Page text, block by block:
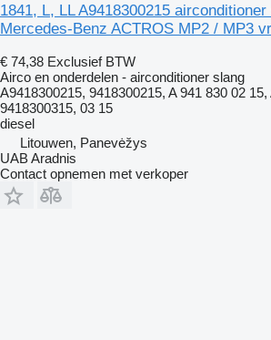
1841, L, LL A9418300215
Mercedes-Benz ACTROS MP2 / MP3
€ 74,38 Exclusief BTW
Airco en onderdelen - airconditioner slang
A9418300215, 9418300215, A 941 830 02 15,
9418300315, 03 15
diesel
Litouwen, Panevėžys
UAB Aradnis
Contact opnemen met verkoper